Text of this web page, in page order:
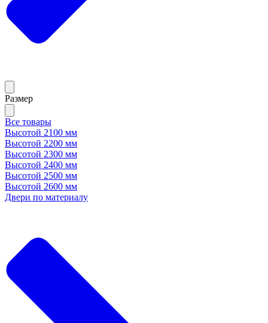
Размер
Все товары
Высотой 2100 мм
Высотой 2200 мм
Высотой 2300 мм
Высотой 2400 мм
Высотой 2500 мм
Высотой 2600 мм
Двери по материалу